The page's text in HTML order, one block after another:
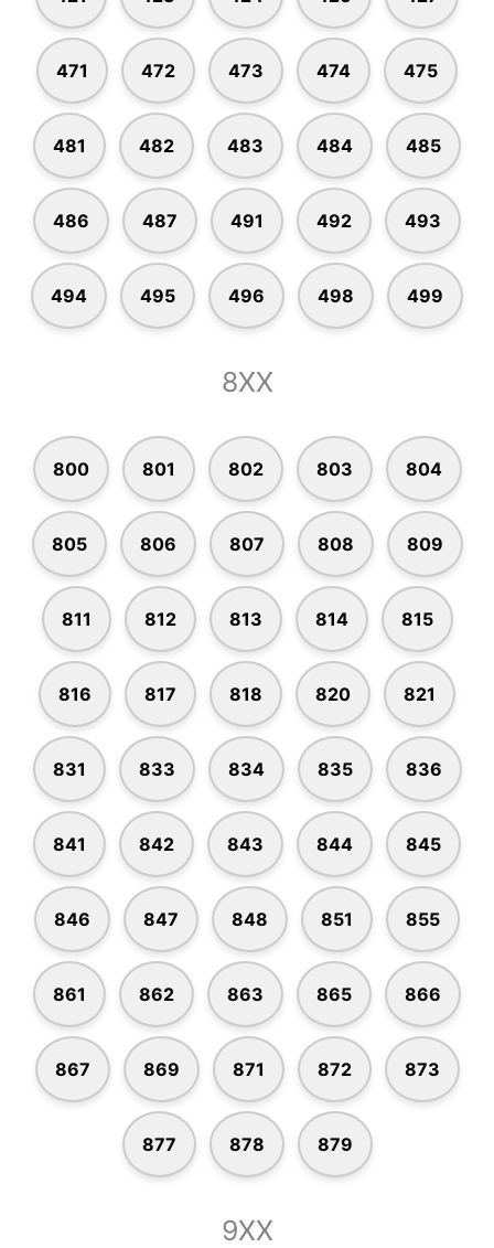
471 472 473 474 475
481 482 483 484 485
486 487 491 492 493
494 495 496 498 499
8XX
800 801 802 803 804
805 806 807 808 809
811 812 813 814 815
816 817 818 820 821
831 833 834 835 836
841 842 843 844 845
846 847 848 851 855
861 862 863 865 866
867 869 871 872 873
877 878 879
9XX